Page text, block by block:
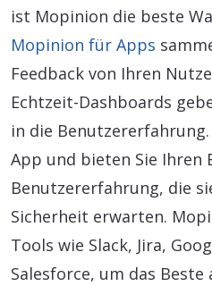
ist Mopinion die beste
Mopinion für Apps
Feedback von Ihren
Echtzeit-Dashboards
in die
App und bieten Sie Ihren
Benutzererfahrung, die
Sicherheit erwarten.
Tools wie Slack, Jira,
Salesforce, um das